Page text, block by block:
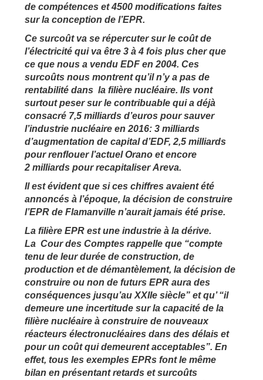
de compétences et 4500 modifications faites
sur la conception de l’EPR.
Ce surcoût va se répercuter sur le coût de
l’électricité qui va être 3 à 4 fois plus cher que
ce que nous a vendu EDF en 2004. Ces
surcoûts nous montrent qu’il n’y a pas de
rentabilité dans la filière nucléaire. Ils vont
surtout peser sur le contribuable qui a déjà
consacré 7,5 milliards d’euros pour sauver
l’industrie nucléaire en 2016: 3 milliards
d’augmentation de capital d’EDF, 2,5 milliards
pour renflouer l’actuel Orano et encore
2 milliards pour recapitaliserAreva.
Il est évident que si ces chiffres avaient été
annoncés à l’époque, la décision de construire
l’EPR de Flamanville n’aurait jamais été prise.
La filière EPR est une industrie à la dérive.
La Cour des Comptes rappelle que “compte
tenu de leur durée de construction, de
production et de démantèlement, la décision de
construire ou non de futurs EPR aura des
conséquences jusqu’au XXIIe siècle” et qu’ “il
demeure une incertitude sur la capacité de la
filière nucléaire à construire de nouveaux
réacteurs électronucléaires dans des délais et
pour un coût qui demeurent acceptables”. En
effet, tous les exemples EPRs font le même
bilan en présentant retards et surcoûts